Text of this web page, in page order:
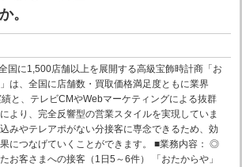
。
国に1,500店舗以上を展開する高級宝飾時計商「お
は、全国に店舗数・買取価格満足度ともに業界
と、テレビCMやWebマーケティングによる抜群
より、完全反響型の営業スタイルを実現していま
みやテレアポがない分接客に専念できるため、効
につなげていくことができます。 ■業務内容： ◎
お客さまへの接客（1日5～6件） 「おたからや」